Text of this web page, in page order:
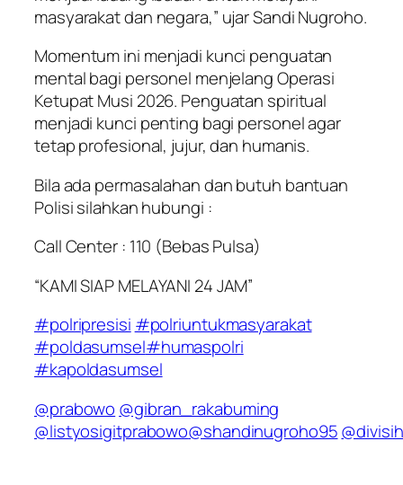
masyarakat dan negara,” ujar Sandi Nugroho.
Momentum ini menjadi kunci penguatan
mental bagi personel menjelang Operasi
Ketupat Musi 2026. Penguatan spiritual
menjadi kunci penting bagi personel agar
tetap profesional, jujur, dan humanis.
Bila ada permasalahan dan butuh bantuan
Polisi silahkan hubungi :
Call Center : 110 (Bebas Pulsa)
“KAMI SIAP MELAYANI 24 JAM”
#polripresisi #polriuntukmasyarakat
#poldasumsel#humaspolri
#kapoldasumsel
@prabowo @gibran_rakabuming
@listyosigitprabowo@shandinugroho95